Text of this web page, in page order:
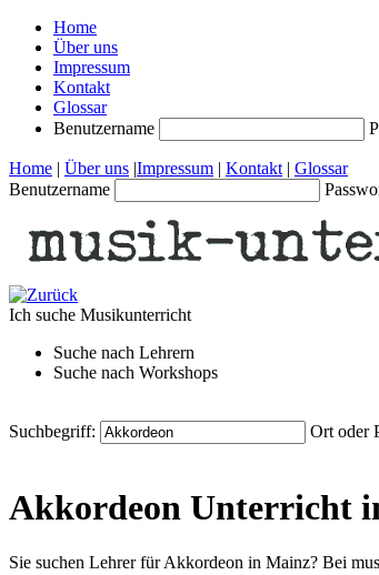
Home
Über uns
Impressum
Kontakt
Glossar
Benutzername
Home | Über uns |Impressum | Kontakt | Glossar
Benutzername
Ich suche Musikunterricht
Suche nach Lehrern
Suche nach Workshops
Suchbegriff: Ort oder
Akkordeon Unterricht
Sie suchen Lehrer für Akkordeon in Mainz? Bei